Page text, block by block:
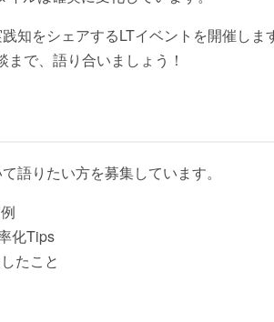
知をシェアするLTイベントを開催しま
で、語り合いましょう！
語りたい方を募集しています。
化Tips
たこと